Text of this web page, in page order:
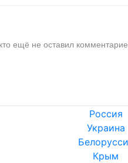
ещё не оставил
Россия
Украина
Крым